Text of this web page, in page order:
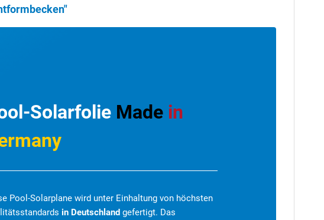
Solarfolie Made in
Pool-Solarplane wird unter Einhaltung von höchsten
in Deutschland gefertigt. Das